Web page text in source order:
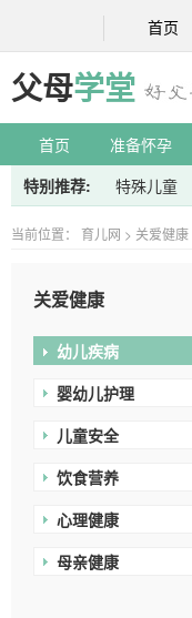
首页
父母学堂
首页 准备怀孕
特别推荐:
特殊儿童
当前位置： 育儿网 > 关爱健康
关爱健康
幼儿疾病
婴幼儿护理
儿童安全
饮食营养
心理健康
母亲健康